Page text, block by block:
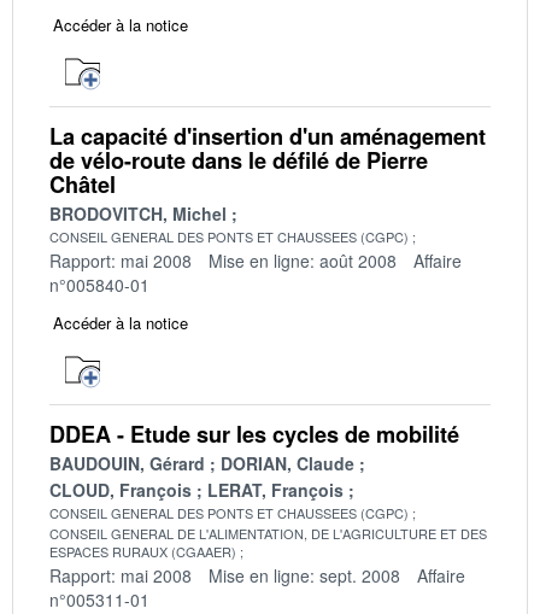
Accéder à la notice
La capacité d'insertion d'un aménagement
de vélo-route dans le défilé de Pierre
Châtel
BRODOVITCH, Michel
CONSEIL GENERAL DES PONTS ET CHAUSSEES (CGPC)
Rapport: mai 2008 Mise en ligne: août 2008
Affaire
n°005840-01
Accéder à la notice
DDEA - Etude sur les cycles de mobilité
BAUDOUIN, Gérard
DORIAN, Claude
CLOUD, François
LERAT, François
CONSEIL GENERAL DES PONTS ET CHAUSSEES (CGPC)
CONSEIL GENERAL DE L'ALIMENTATION, DE L'AGRICULTURE ET DES
ESPACES RURAUX (CGAAER)
Rapport: mai 2008 Mise en ligne: sept. 2008
Affaire
n°005311-01